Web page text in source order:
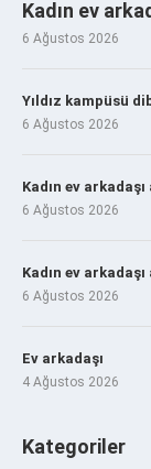
Kadın ev
6 Ağustos 2026
Yıldız kampüsü
6 Ağustos 2026
Kadın ev
6 Ağustos 2026
Kadın ev
6 Ağustos 2026
Ev arkadaşı
4 Ağustos 2026
Kategoriler